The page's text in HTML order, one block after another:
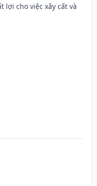
lợi cho việc xây cất và